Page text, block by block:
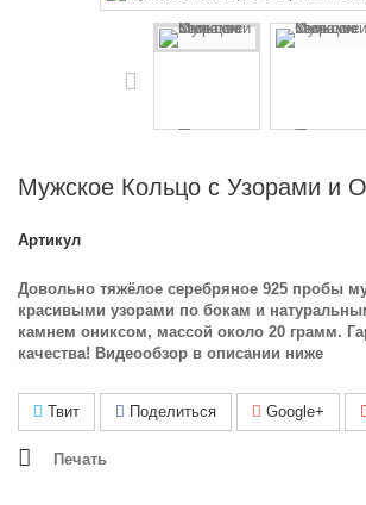
Мужское Кольцо с Узорами и
Артикул
Довольно тяжёлое серебряное 925 пробы
красивыми узорами по бокам и
камнем ониксом, массой около 20 грамм.
качества! Видеообзор в описании ниже
Твит Поделиться Google+
Печать